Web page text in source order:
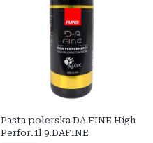
Pasta polerska DA FINE High
Perfor.1l 9.DAFINE